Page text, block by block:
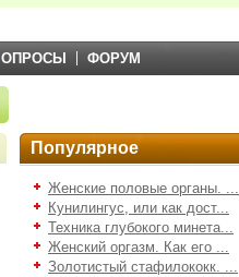
ОПРОСЫ ФОРУМ
Популярное
Женские половые органы. ...
Кунилингус, или как дост...
Техника глубокого минета...
Женский оргазм. Как его ...
Золотистый стафилококк. ...